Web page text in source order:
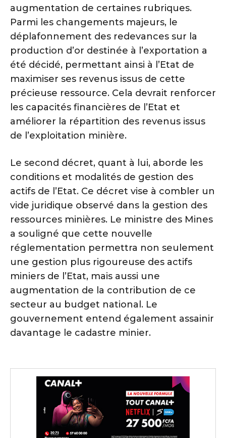
augmentation de certaines rubriques.
Parmi les changements majeurs, le
déplafonnement des redevances sur la
production d’or destinée à l’exportation a
été décidé, permettant ainsi à l’Etat de
maximiser ses revenus issus de cette
précieuse ressource. Cela devrait renforcer
les capacités financières de l’Etat et
améliorer la répartition des revenus issus
de l’exploitation minière.
Le second décret, quant à lui, aborde les
conditions et modalités de gestion des
actifs de l’Etat. Ce décret vise à combler un
vide juridique observé dans la gestion des
ressources minières. Le ministre des Mines
a souligné que cette nouvelle
réglementation permettra non seulement
une gestion plus rigoureuse des actifs
miniers de l’Etat, mais aussi une
augmentation de la contribution de ce
secteur au budget national. Le
gouvernement entend également assainir
davantage le cadastre minier.